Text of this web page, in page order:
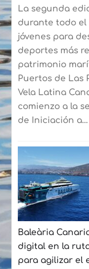
La segunda
durante todo el
jóvenes para
deportes más
patrimonio
Puertos de Las
Vela Latina
comienzo a la
de Iniciación a…
La
Fundación
Puertos
de
Las
Palmas
y
la
Federación
Baleària
digital en la
para agilizar el